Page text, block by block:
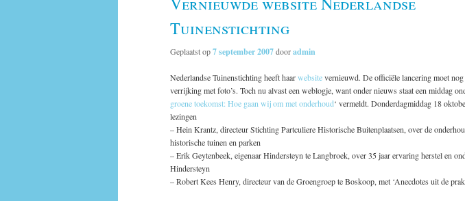
Tuinenstichting
Geplaatst op7 september 2007dooradmin
Nederlandse Tuinenstichting heeft haarwebsitevernieuwd. De officiële lancering moet
verrijking met foto’s. Toch nu alvast een weblogje, want onder nieuws staat een middag
groene toekomst: Hoe gaan wij om met onderhoud‘ vermeldt. Donderdagmiddag 18
lezingen
– Hein Krantz, directeur Stichting Partculiere Historische Buitenplaatsen, over de
historische tuinen en parken
– Erik Geytenbeek, eigenaar Hindersteyn te Langbroek, over 35 jaar ervaring herstel en
Hindersteyn
– Robert Kees Henry, directeur van de Groengroep te Boskoop, met ‘Anecdotes uit de